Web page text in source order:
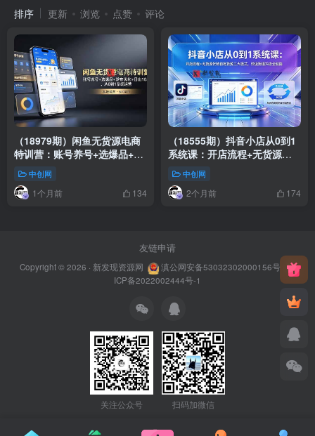
排序 更新 浏览 点赞 评论
（18979期）闲鱼无货源电商
特训营：账号养号+选爆品+发
布优化+日出10单，从0到1系
统运营
中创网
1个月前 134
（18555期）抖音小店从0到1
系统课：开店流程+无货源代
销自有货源三大模式，快速跑
通抖店全链路
中创网
2个月前 174
友链申请
Copyright © 2026 · 新发现资源网 滇公网安备53032302000156号
滇
ICP备2022002444号-1
关注公众号 扫码加微信